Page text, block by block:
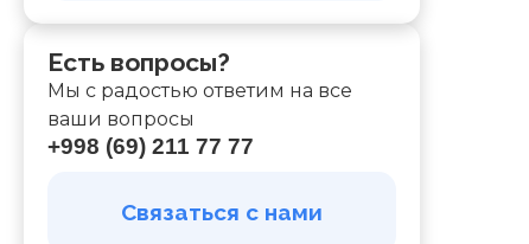
Есть вопросы?
Мы с радостью ответим на все
ваши вопросы
+998 (69) 211 77 77
Связаться с нами